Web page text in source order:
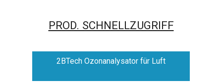
PROD. SCHNELLZUGRIFF
2BTech Ozonanalysator für Luft